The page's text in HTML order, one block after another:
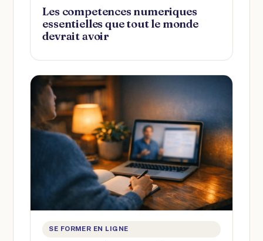
Les competences numeriques
essentielles que tout le monde
devrait avoir
SE FORMER EN LIGNE